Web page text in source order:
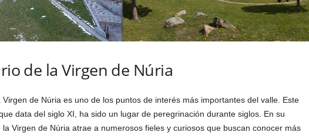
de la Virgen de Núria
Virgen de Núria es uno de los puntos de interés más importantes del valle. Este
data del siglo XI, ha sido un lugar de peregrinación durante siglos. En su
la Virgen de Núria atrae a numerosos fieles y curiosos que buscan conocer más